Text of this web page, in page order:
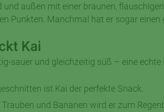
und außen mit einer braunen,
Punkten. Manchmal hat er sogar einen
Kai
sauer und gleichzeitig süß – eine
ist Kai der perfekte Snack.
und Bananen wird er zum